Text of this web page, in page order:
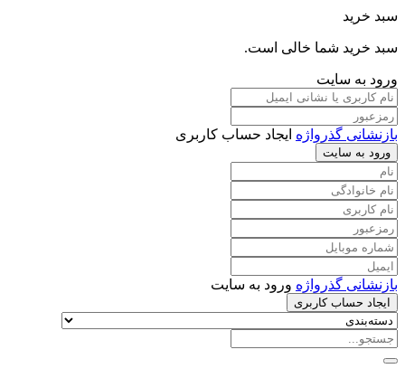
سبد خرید
سبد خرید شما خالی است.
ورود به سایت
بازنشانی گذرواژه ایجاد حساب کاربری
ورود به سایت
بازنشانی گذرواژه ورود به سایت
ایجاد حساب کاربری